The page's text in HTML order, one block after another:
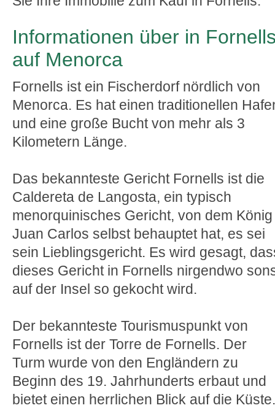
Informationen über in
auf Menorca
Fornells ist ein Fischerdorf nördlich von
Menorca. Es hat einen traditionellen
und eine große Bucht von mehr als 3
Kilometern Länge.
Das bekannteste Gericht Fornells ist die
Caldereta de Langosta, ein typisch
menorquinisches Gericht, von dem König
Juan Carlos selbst behauptet hat, es sei
sein Lieblingsgericht. Es wird gesagt,
dieses Gericht in Fornells nirgendwo
auf der Insel so gekocht wird.
Der bekannteste Tourismuspunkt von
Fornells ist der Torre de Fornells. Der
Turm wurde von den Engländern zu
Beginn des 19. Jahrhunderts erbaut und
bietet einen herrlichen Blick auf die Küste.